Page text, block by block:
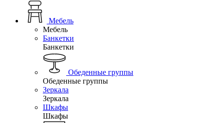
Мебель
Мебель
Банкетки
Банкетки
Обеденные группы
Обеденные группы
Зеркала
Зеркала
Шкафы
Шкафы